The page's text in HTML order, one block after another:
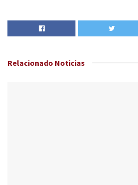
Relacionado Noticias